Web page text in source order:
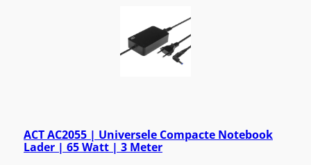
ACT AC2055 | Universele Compacte Notebook
Lader | 65 Watt | 3 Meter